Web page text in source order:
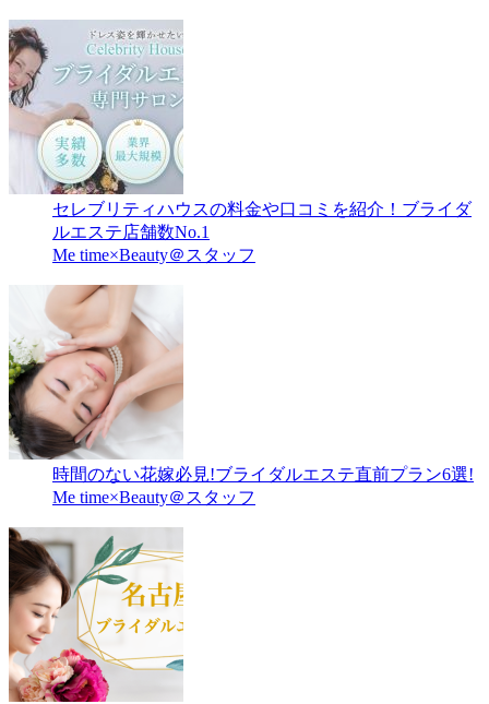
セレブリティハウスの料金や口コミを紹介！ブライダ
ルエステ店舗数No.1
Me time×Beauty＠スタッフ
時間のない花嫁必見!ブライダルエステ直前プラン6選!
Me time×Beauty＠スタッフ